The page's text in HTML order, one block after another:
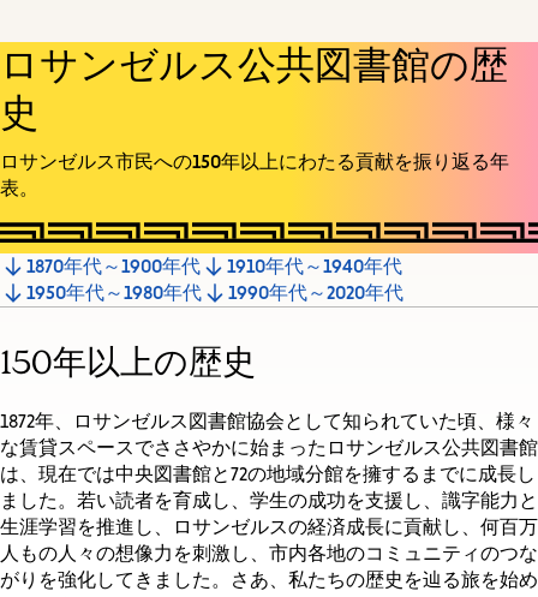
ロサンゼルス公共図書館の歴
史
ロサンゼルス市民への150年以上にわたる貢献を振り返る年
表。
Jump
to
section
1870年代～1900年代
1910年代～1940年代
1950年代～1980年代
1990年代～2020年代
150年以上の歴史
1872年、ロサンゼルス図書館協会として知られていた頃、様々
な賃貸スペースでささやかに始まったロサンゼルス公共図書館
は、現在では中央図書館と72の地域分館を擁するまでに成長し
ました。若い読者を育成し、学生の成功を支援し、識字能力と
生涯学習を推進し、ロサンゼルスの経済成長に貢献し、何百万
人もの人々の想像力を刺激し、市内各地のコミュニティのつな
がりを強化してきました。さあ、私たちの歴史を辿る旅を始め